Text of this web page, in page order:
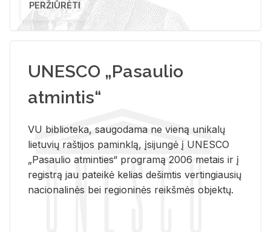
PERŽIŪRĖTI
UNESCO „Pasaulio
atmintis“
VU biblioteka, saugodama ne vieną unikalų
lietuvių raštijos paminklą, įsijungė į UNESCO
„Pasaulio atminties“ programą 2006 metais ir į
registrą jau pateikė kelias dešimtis vertingiausių
nacionalinės bei regioninės reikšmės objektų.